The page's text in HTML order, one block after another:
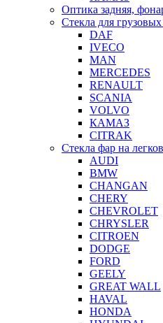
Оптика задняя,
Стекла для
DAF
IVECO
MAN
MERCEDES
RENAULT
SCANIA
VOLVO
КАМАЗ
CITRAK
Стекла фар на
AUDI
BMW
CHANGAN
CHERY
CHEVROLET
CHRYSLER
CITROEN
DODGE
FORD
GEELY
GREAT WALL
HAVAL
HONDA